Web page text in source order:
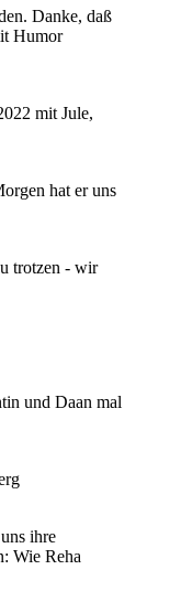
Danke, daß
Humor
mit Jule,
hat er uns
trotzen - wir
und Daan mal
ihre
Wie Reha